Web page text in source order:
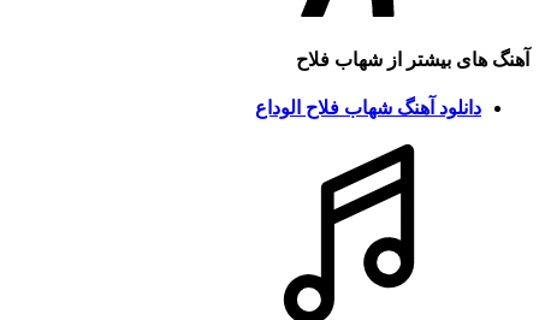
آهنگ های بیشتر از شهاب فلاح
دانلود آهنگ شهاب فلاح الوداع